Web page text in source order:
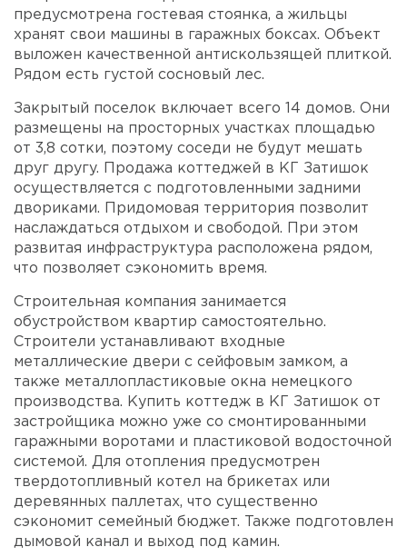
предусмотрена гостевая стоянка, а жильцы
хранят свои машины в гаражных боксах. Объект
выложен качественной антискользящей плиткой.
Рядом есть густой сосновый лес.
Закрытый поселок включает всего 14 домов. Они
размещены на просторных участках площадью
от 3,8 сотки, поэтому соседи не будут мешать
друг другу. Продажа коттеджей в КГ Затишок
осуществляется с подготовленными задними
двориками. Придомовая территория позволит
наслаждаться отдыхом и свободой. При этом
развитая инфраструктура расположена рядом,
что позволяет сэкономить время.
Строительная компания занимается
обустройством квартир самостоятельно.
Строители устанавливают входные
металлические двери с сейфовым замком, а
также металлопластиковые окна немецкого
производства. Купить коттедж в КГ Затишок от
застройщика можно уже со смонтированными
гаражными воротами и пластиковой водосточной
системой. Для отопления предусмотрен
твердотопливный котел на брикетах или
деревянных паллетах, что существенно
сэкономит семейный бюджет. Также подготовлен
дымовой канал и выход под камин.